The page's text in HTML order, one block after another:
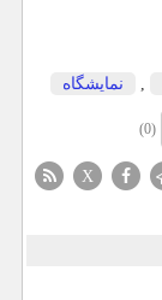
, نمایشگاه
(0)
X